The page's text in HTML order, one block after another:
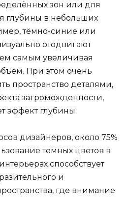
зон или для
глубины в небольших
тёмно-синие или
отодвигают
самым увеличивая
При этом очень
пространство деталями,
загроможденности,
эффект глубины.
дизайнеров, около 75%
темных цветов в
способствует
и
где внимание